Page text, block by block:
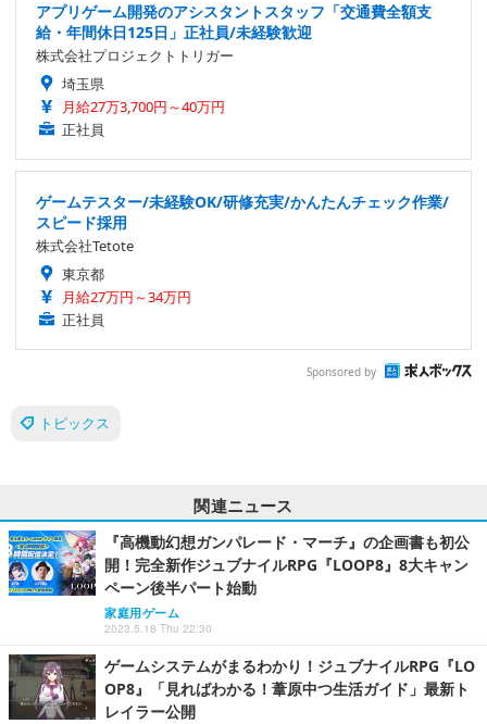
アプリゲーム開発のアシスタントスタッフ「交通費全額支
給・年間休日125日」正社員/未経験歓迎
株式会社プロジェクトトリガー
埼玉県
月給27万3,700円～40万円
正社員
ゲームテスター/未経験OK/研修充実/かんたんチェック作業/
スピード採用
株式会社Tetote
東京都
月給27万円～34万円
正社員
Sponsored by
トピックス
関連ニュース
『高機動幻想ガンパレード・マーチ』の企画書も初公
開！完全新作ジュブナイルRPG『LOOP8』8大キャン
ペーン後半パート始動
家庭用ゲーム
2023.5.18 Thu 22:30
ゲームシステムがまるわかり！ジュブナイルRPG『LO
OP8』「見ればわかる！葦原中つ生活ガイド」最新ト
レイラー公開